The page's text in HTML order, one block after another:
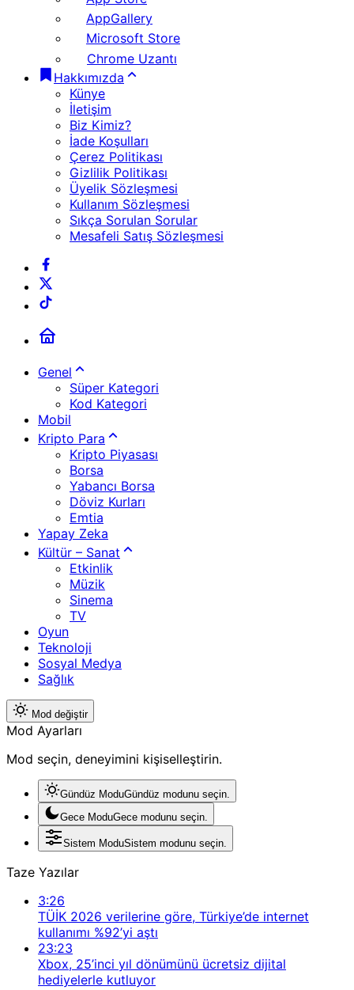
AppGallery
Microsoft Store
Chrome Uzantı
Hakkımızda
Künye
İletişim
Biz Kimiz?
İade Koşulları
Çerez Politikası
Gizlilik Politikası
Üyelik Sözleşmesi
Kullanım Sözleşmesi
Sıkça Sorulan Sorular
Mesafeli Satış Sözleşmesi
Genel
Süper Kategori
Kod Kategori
Mobil
Kripto Para
Kripto Piyasası
Borsa
Yabancı Borsa
Döviz Kurları
Emtia
Yapay Zeka
Kültür – Sanat
Etkinlik
Müzik
Sinema
TV
Oyun
Teknoloji
Sosyal Medya
Sağlık
Mod değiştir
Mod Ayarları
Mod seçin, deneyimini kişiselleştirin.
Gündüz ModuGündüz modunu seçin.
Gece ModuGece modunu seçin.
Sistem ModuSistem modunu seçin.
Taze Yazılar
3:26
TÜİK 2026 verilerine göre, Türkiye’de internet
kullanımı %92’yi aştı
23:23
Xbox, 25’inci yıl dönümünü ücretsiz dijital
hediyelerle kutluyor